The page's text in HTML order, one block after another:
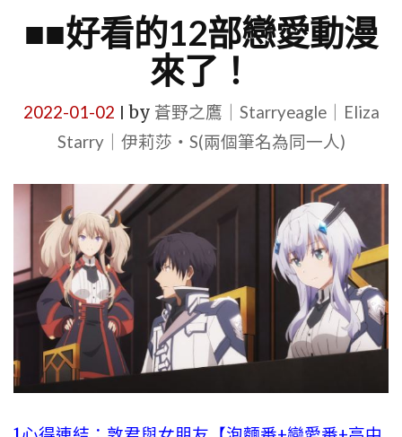
■■好看的12部戀愛動漫
來了！
2022-01-02 by 蒼野之鷹｜Starryeagle｜Eliza
Starry｜伊莉莎・S(兩個筆名為同一人)